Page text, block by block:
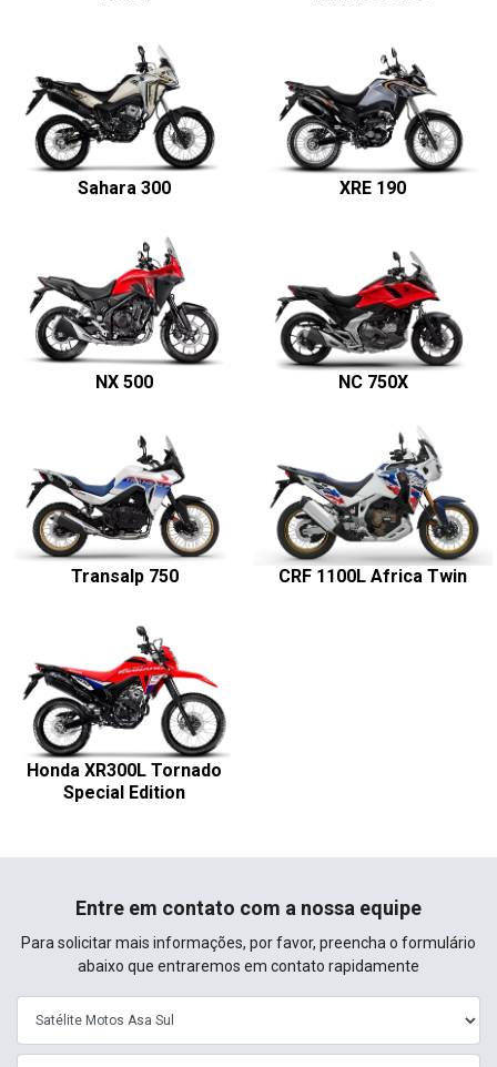
Transalp 750 CRF 1100L Africa Twin
Honda XR300L Tornado
Special Edition
Entre em contato com a nossa equipe
abaixo que entraremos em contato rapidamente
Declaro que li e concordo com os termos daPolítica de Privacidade
Entrar em contato